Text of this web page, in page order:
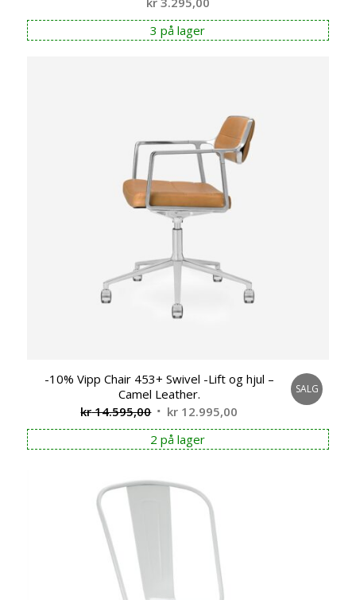
3 på lager
-10% Vipp Chair 453+ Swivel -Lift og hjul –
Camel Leather.
kr14.595,00 Opprinnelig
pris
var:
kr 12.995,00
pris
er:
SALG
2 på lager